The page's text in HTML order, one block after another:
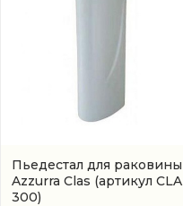
Пьедестал для раковины
Azzurra Clas (артикул CLA
300)